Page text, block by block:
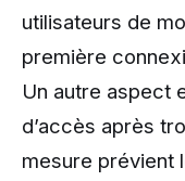
utilisateurs de
première
Un autre aspect
d’accès après
mesure prévient